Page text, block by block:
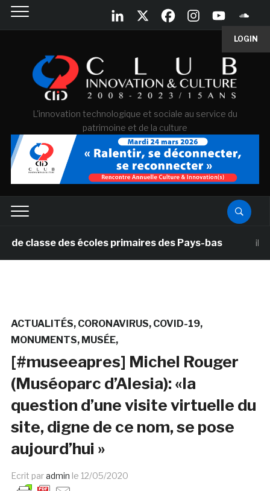
LOGIN
L'innovation technologique et sociale au service du
patrimoine et de la culture
des écoles primaires des Pays-bas il y a 1 mois
ACTUALITÉS CORONAVIRUS COVID-19
MONUMENTS MUSÉE
[#museeapres] Michel Rouger
(Muséoparc d’Alesia): «la
question d’une visite virtuelle du
site, digne de ce nom, se pose
aujourd’hui »
Ecrit paradmin le 12/05/2020